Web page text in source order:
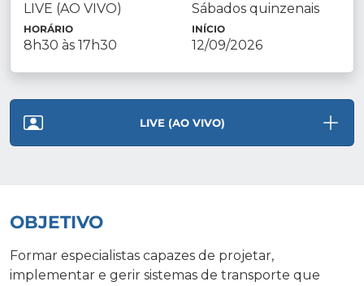
LIVE (AO VIVO) Sábados quinzenais
HORÁRIO
8h30 às 17h30
INÍCIO
12/09/2026
LIVE (AO VIVO)
OBJETIVO
Formar especialistas capazes de projetar,
implementar e gerir sistemas de transporte que